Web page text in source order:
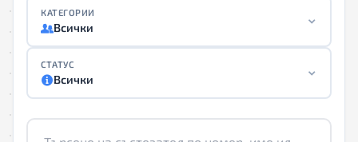
КАТЕГОРИИ
Всички
СТАТУС
Всички